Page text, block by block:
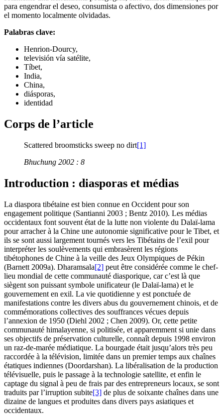
para engendrar el deseo, consumista o afectivo, dos dimensiones por
el momento localmente olvidadas.
Palabras clave:
Henrion-Dourcy,
televisión vía satélite,
Tíbet,
India,
China,
diásporas,
identidad
Corps de l’article
Scattered broomsticks sweep no dirt[1]
Bhuchung 2002 : 8
Introduction : diasporas et médias
La diaspora tibétaine est bien connue en Occident pour son
engagement politique (Santianni 2003 ; Bentz 2010). Les médias
occidentaux font souvent état de la lutte non violente du Dalaï-lama
pour arracher à la Chine une autonomie significative pour le Tibet, et
ils se sont aussi largement tournés vers les Tibétains de l’exil pour
interpréter les soulèvements qui embrasèrent les régions
tibétophones de Chine à la veille des Jeux Olympiques de Pékin
(Barnett 2009a). Dharamsala[2] peut être considérée comme le chef-
lieu mondial de cette communauté diasporique, car c’est là que
siègent son puissant symbole unificateur (le Dalaï-lama) et le
gouvernement en exil. La vie quotidienne y est ponctuée de
manifestations contre les divers abus du gouvernement chinois, et de
commémorations collectives des souffrances vécues depuis
l’annexion de 1950 (Diehl 2002 ; Chen 2009). Or, cette petite
communauté himalayenne, si politisée, et apparemment si unie dans
ses objectifs de préservation culturelle, connaît depuis 1998 environ
un raz-de-marée médiatique. La bourgade était jusqu’alors très peu
raccordée à la télévision, limitée dans un premier temps aux chaînes
étatiques indiennes (Doordarshan). La libéralisation de la production
télévisuelle, puis le passage à la technologie satellite, et enfin le
captage du signal à peu de frais par des entrepreneurs locaux, se sont
traduits par l’irruption subite[3] de plus de soixante chaînes dans une
dizaine de langues et produites dans divers pays asiatiques et
occidentaux.